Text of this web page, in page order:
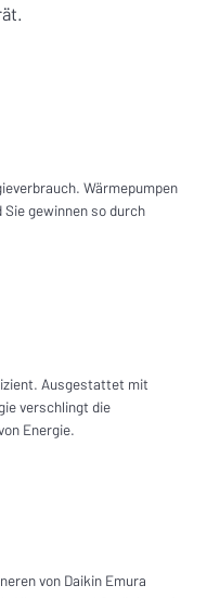
Wärmepumpen
gewinnen so durch
Ausgestattet mit
verschlingt die
Energie.
von Daikin Emura